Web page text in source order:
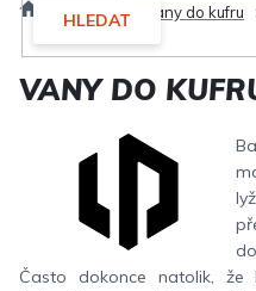
HLEDAT
Interiér Vany do kufru
VANY DO
Často dokonce natolik, že